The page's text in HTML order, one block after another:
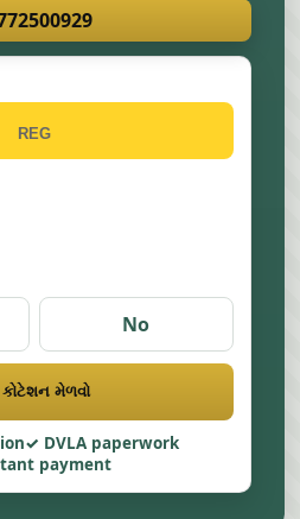
No
મેળવો
DVLA paperwork
payment